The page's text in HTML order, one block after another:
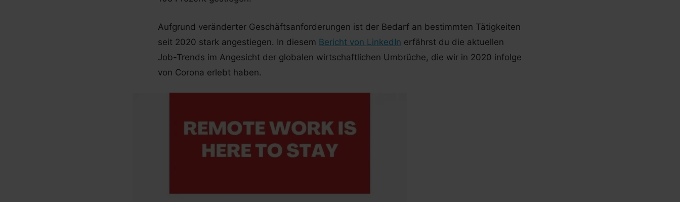
Aufgrund veränderter Geschäftsanforderungen ist der Bedarf an bestimmten Tätigkeiten
seit 2020 stark angestiegen. In diesem Bericht von LinkedIn erfährst du die aktuellen
Job-Trends im Angesicht der globalen wirtschaftlichen Umbrüche, die wir in 2020 infolge
von Corona erlebt haben.